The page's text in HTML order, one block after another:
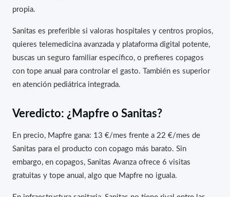
propia.
Sanitas es preferible si valoras hospitales y centros propios,
quieres telemedicina avanzada y plataforma digital potente,
buscas un seguro familiar específico, o prefieres copagos
con tope anual para controlar el gasto. También es superior
en atención pediátrica integrada.
Veredicto: ¿Mapfre o Sanitas?
En precio, Mapfre gana: 13 €/mes frente a 22 €/mes de
Sanitas para el producto con copago más barato. Sin
embargo, en copagos, Sanitas Avanza ofrece 6 visitas
gratuitas y tope anual, algo que Mapfre no iguala.